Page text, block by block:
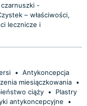
-
– właściwości,
lecznicze i
• Antykoncepcja
miesiączkowania •
ciąży •
Plastry
antykoncepcyjne
•